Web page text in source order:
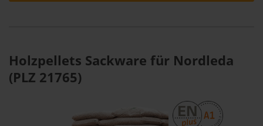
Holzpellets Sackware für Nordleda
(PLZ 21765)